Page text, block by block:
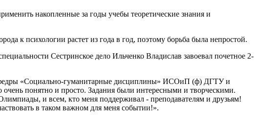
накопленные за годы учебы теоретические знания и
к психологии растет из года в год, поэтому борьба была непростой.
Сестринское дело Ильченко Владислав завоевал почетное 2-
«Социально-гуманитарные дисциплины» ИСОиП (ф) ДГТУ и
понятно и просто. Задания были интересными и творческими.
и всем, кто меня поддерживал - преподавателям и друзьям!
в таком важном для меня событии!».